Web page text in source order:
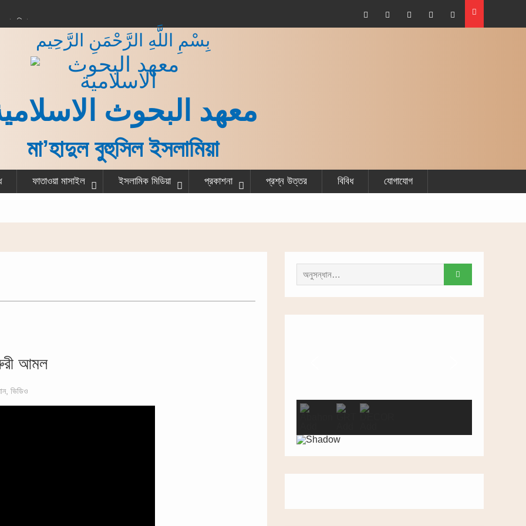
বিধান
শেষ করে একজন
গরু বর্গা দেওয়ার বিধান
بِسْمِ اللَّهِ الرَّحْمَنِ الرَّحِيم
معهد البحوث
মা’হাদুল বুহুসিল ইসলামিয়া
ফাতাওয়া মাসাইল ইসলামিক মিডিয়া প্রকাশনা প্রশ্ন উত্তর বিবিধ যোগাযোগ
আমল
ভিডিও
করাঃ